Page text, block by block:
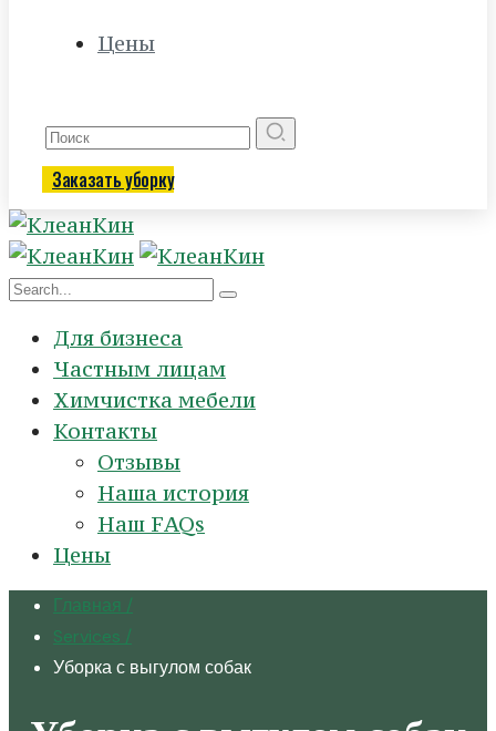
Цены
Заказать уборку
Для бизнеса
Частным лицам
Химчистка мебели
Контакты
Отзывы
Наша история
Наш FAQs
Цены
Главная /
Services /
Уборка с выгулом собак